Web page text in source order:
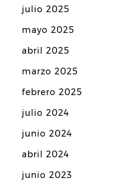
julio 2025
mayo 2025
abril 2025
marzo 2025
febrero 2025
julio 2024
junio 2024
abril 2024
junio 2023